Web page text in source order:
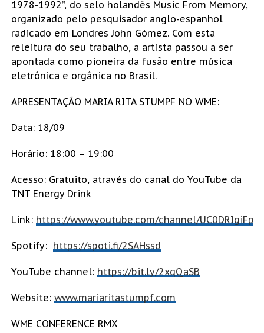
1978-1992”, do selo holandês Music From Memory,
organizado pelo pesquisador anglo-espanhol
radicado em Londres John Gómez. Com esta
releitura do seu trabalho, a artista passou a ser
apontada como pioneira da fusão entre música
eletrônica e orgânica no Brasil.
APRESENTAÇÃO MARIA RITA STUMPF NO WME:
Data: 18/09
Horário: 18:00 – 19:00
Acesso: Gratuito, através do canal do YouTube da
TNT Energy Drink
Link: https://www.youtube.com/channel/
Spotify: https://spoti.fi/2SAHssd
YouTube channel: https://bit.ly/2xqQaSB
Website: www.mariaritastumpf.com
WME CONFERENCE RMX